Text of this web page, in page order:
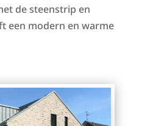
de steenstrip en
een modern en warme